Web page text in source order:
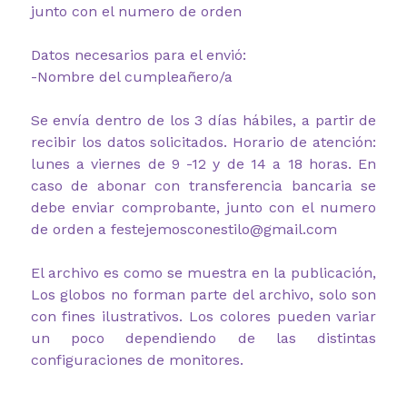
junto con el numero de orden
Datos necesarios para el envió:
-Nombre del cumpleañero/a
Se envía dentro de los 3 días hábiles, a partir de
recibir los datos solicitados. Horario de atención:
lunes a viernes de 9 -12 y de 14 a 18 horas. En
caso de abonar con transferencia bancaria se
debe enviar comprobante, junto con el numero
de orden a festejemosconestilo@gmail.com
El archivo es como se muestra en la publicación,
Los globos no forman parte del archivo, solo son
con fines ilustrativos. Los colores pueden variar
un poco dependiendo de las distintas
configuraciones de monitores.